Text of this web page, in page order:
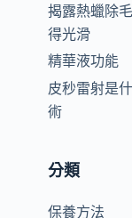
揭露熱蠟除
得光滑
精華液功能
皮秒雷射是
術
分類
保養方法